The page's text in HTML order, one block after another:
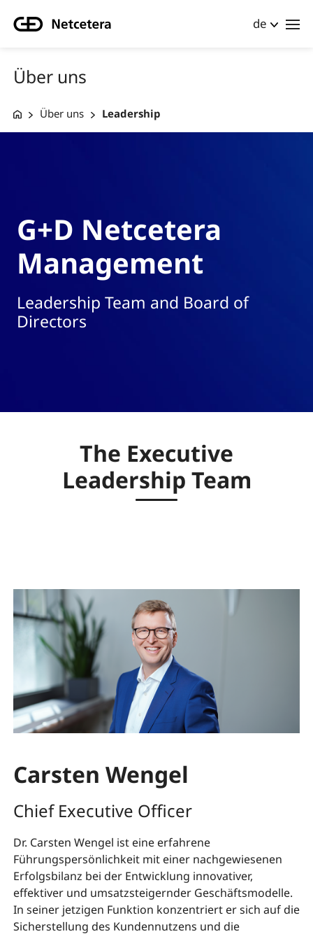
de
Über uns
Über uns Leadership
G+D Netcetera
Management
Leadership Team and Board of
Directors
The Executive
Leadership Team
Carsten Wengel
Chief Executive Officer
Dr. Carsten Wengel ist eine erfahrene
Führungspersönlichkeit mit einer nachgewiesenen
Erfolgsbilanz bei der Entwicklung innovativer,
effektiver und umsatzsteigernder Geschäftsmodelle.
In seiner jetzigen Funktion konzentriert er sich auf die
Sicherstellung des Kundennutzens und die